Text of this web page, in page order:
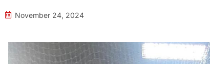
November 24, 2024